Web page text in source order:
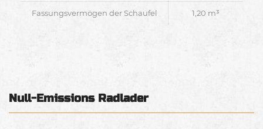
Fassungsvermögen der Schaufel 1,20 m³
Null-Emissions Radlader